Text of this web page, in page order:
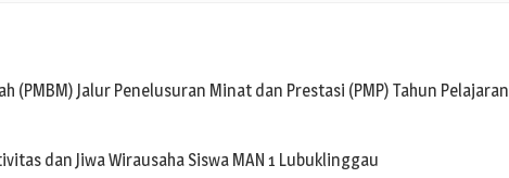
(PMBM) Jalur Penelusuran Minat dan Prestasi (PMP) Tahun Pelajaran
dan Jiwa Wirausaha Siswa MAN 1 Lubuklinggau